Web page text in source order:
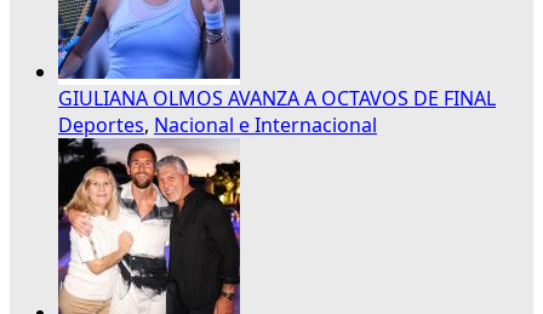
GIULIANA OLMOS AVANZA A OCTAVOS DE FINAL
Deportes, Nacional e Internacional